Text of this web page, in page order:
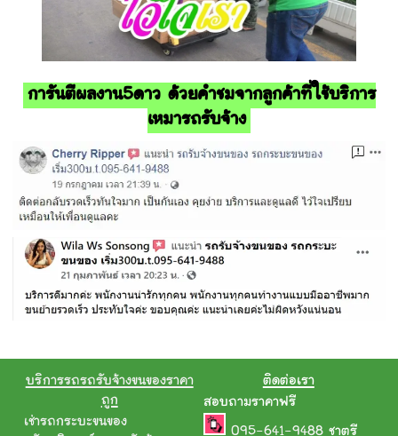
การันตีผลงาน5ดาว ด้วยคำชมจากลูกค้าที่ใช้บริการ
เหมารถรับจ้าง
บริการรถรถรับจ้างขนของราคา
ถูก
เช่ารถกระบะขนของ
ติดต่อเรา
สอบถามราคาฟรี
095-641-9488 ชาตรี